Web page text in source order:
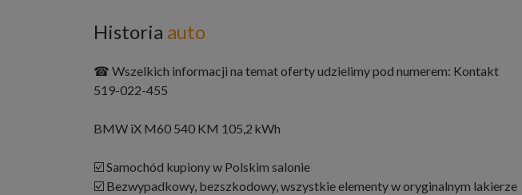
Historia auto
☎ Wszelkich informacji na temat oferty udzielimy pod numerem: Kontakt
519-022-455
BMW iX M60 540 KM 105,2 kWh
☑️ Samochód kupiony w Polskim salonie
☑️ Bezwypadkowy, bezszkodowy, wszystkie elementy w oryginalnym lakierze